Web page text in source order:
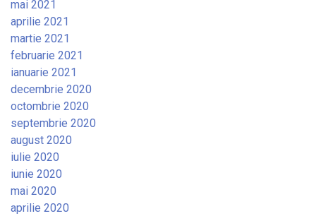
mai 2021
aprilie 2021
martie 2021
februarie 2021
ianuarie 2021
decembrie 2020
octombrie 2020
septembrie 2020
august 2020
iulie 2020
iunie 2020
mai 2020
aprilie 2020